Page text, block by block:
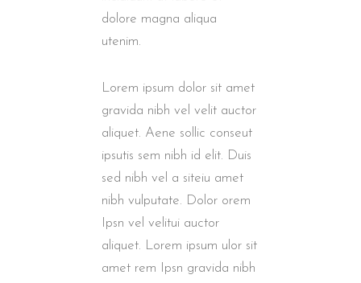
dolore magna aliqua
utenim.
Lorem ipsum dolor sit amet
gravida nibh vel velit auctor
aliquet. Aene sollic conseut
ipsutis sem nibh id elit. Duis
sed nibh vel a siteiu amet
nibh vulputate. Dolor orem
Ipsn vel velitui auctor
aliquet. Lorem ipsum ulor sit
amet rem Ipsn gravida nibh